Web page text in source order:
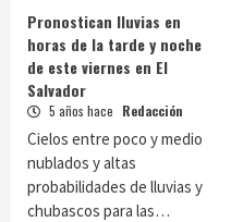
Pronostican lluvias en
horas de la tarde y noche
de este viernes en El
Salvador
5 años hace Redacción
Cielos entre poco y medio
nublados y altas
probabilidades de lluvias y
chubascos para las…